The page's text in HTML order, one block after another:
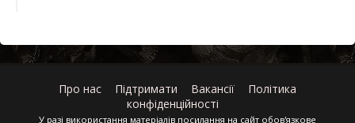
Про нас Підтримати Вакансії
Політика
конфіденційності
У разі використання матеріалів посилання на сайт обов'язкове